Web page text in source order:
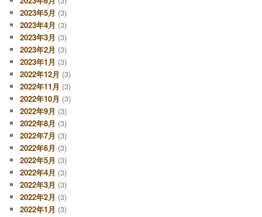
2023年5月 (3)
2023年4月 (3)
2023年3月 (3)
2023年2月 (3)
2023年1月 (3)
2022年12月 (3)
2022年11月 (3)
2022年10月 (3)
2022年9月 (3)
2022年8月 (3)
2022年7月 (3)
2022年6月 (3)
2022年5月 (3)
2022年4月 (3)
2022年3月 (3)
2022年2月 (3)
2022年1月 (3)